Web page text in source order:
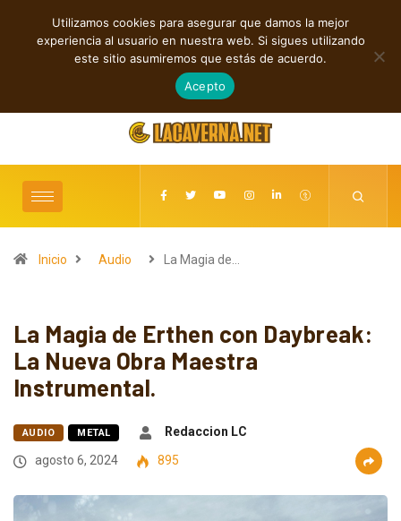
TENDENCIAS
Rock, folk e indie: cuatro estrenos independientes por descubrir
agosto 7, 2026
Inicio Audio La Magia de…
La Magia de Erthen con Daybreak:
La Nueva Obra Maestra
Instrumental.
AUDIO METAL
Redaccion LC
agosto 6, 2024
895
Utilizamos cookies para asegurar que damos la mejor
experiencia al usuario en nuestra web. Si sigues utilizando
este sitio asumiremos que estás de acuerdo.
Acepto